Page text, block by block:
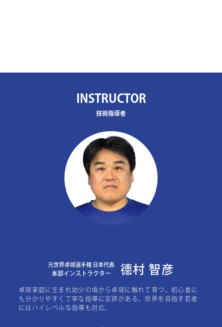
INSTRUCTOR
技術指導者
元世界卓球選手権 日本代表
本部インストラクター 德村 智彦
卓球家庭に生まれ幼少の頃から卓球に触れて育つ。初心者に
も分かりやすく丁寧な指導に定評がある。世界を目指す若者
にはハイレベルな指導も対応。